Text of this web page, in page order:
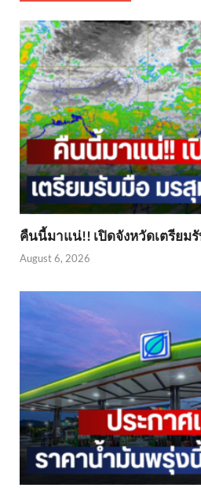
คืนนี้มาแน่!! เปิดจังหวัดเตรียม
August 6, 2026